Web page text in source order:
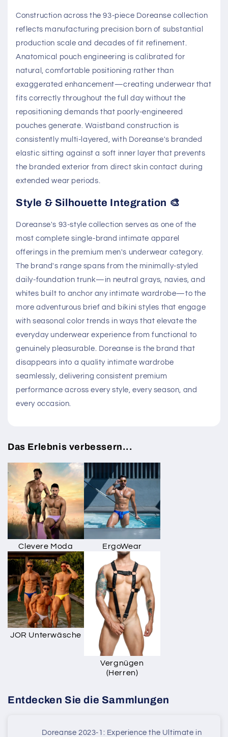
Construction across the 93-piece Doreanse collection
reflects manufacturing precision born of substantial
production scale and decades of fit refinement.
Anatomical pouch engineering is calibrated for
natural, comfortable positioning rather than
exaggerated enhancement—creating underwear that
fits correctly throughout the full day without the
repositioning demands that poorly-engineered
pouches generate. Waistband construction is
consistently multi-layered, with Doreanse's branded
elastic sitting against a soft inner layer that prevents
the branded exterior from direct skin contact during
extended wear periods.
Style & Silhouette Integration 🎨
Doreanse's 93-style collection serves as one of the
most complete single-brand intimate apparel
offerings in the premium men's underwear category.
The brand's range spans from the minimally-styled
daily-foundation trunk—in neutral grays, navies, and
whites built to anchor any intimate wardrobe—to the
more adventurous brief and bikini styles that engage
with seasonal color trends in ways that elevate the
everyday underwear experience from functional to
genuinely pleasurable. Doreanse is the brand that
disappears into a quality intimate wardrobe
seamlessly, delivering consistent premium
performance across every style, every season, and
every occasion.
Das Erlebnis verbessern...
Clevere Moda ErgoWear
JOR Unterwäsche
Vergnügen
(Herren)
Entdecken Sie die Sammlungen
Doreanse 2023-1: Experience the Ultimate in